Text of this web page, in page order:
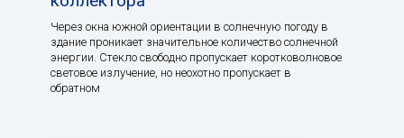
Через окна южной ориентации в солнечную погоду в
здание проникает значительное количество солнечной
энергии. Стекло свободно пропускает коротковолновое
световое излучение, но неохотно пропускает в
обратном